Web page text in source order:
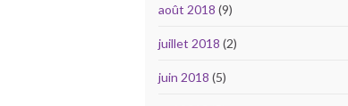
août 2018 (9)
juillet 2018 (2)
juin 2018 (5)